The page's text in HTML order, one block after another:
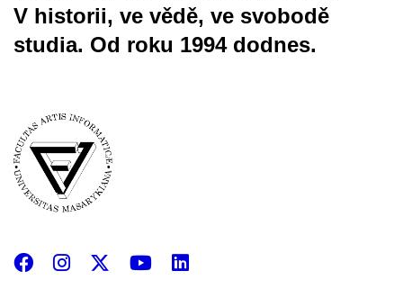
V historii, ve vědě, ve svobodě
studia. Od roku 1994 dodnes.
Facebook
InstagramYouTube